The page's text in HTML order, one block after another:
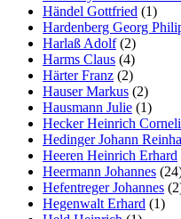
Händel Gottfried (1)
Hardenberg Georg
Harlaß Adolf(2)
Harms Claus (4)
Härter Franz (2)
Hauser Markus (2)
Hausmann Julie (1)
Hecker Heinrich
Hedinger Johann
Heeren Heinrich Erhard
Heermann Johannes
Hefentreger Johannes
Hegenwalt Erhard (1)